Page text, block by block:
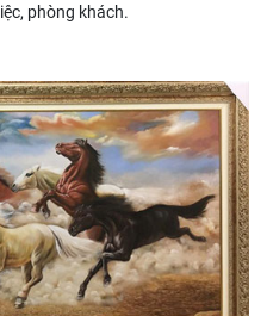
phòng khách.